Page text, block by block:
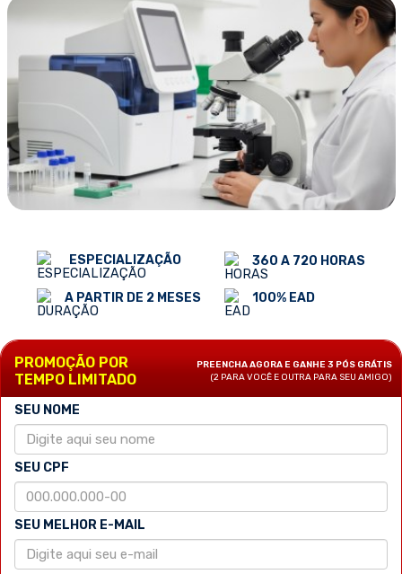
ESPECIALIZAÇÃO
A PARTIR DE 2 MESES
360 A 720 HORAS
100% EAD
PROMOÇÃO POR
TEMPO LIMITADO
PREENCHA AGORA E GANHE 3 PÓS GRÁTIS
(2 PARA VOCÊ E OUTRA PARA SEU AMIGO)
SEU NOME
SEU CPF
SEU MELHOR E-MAIL